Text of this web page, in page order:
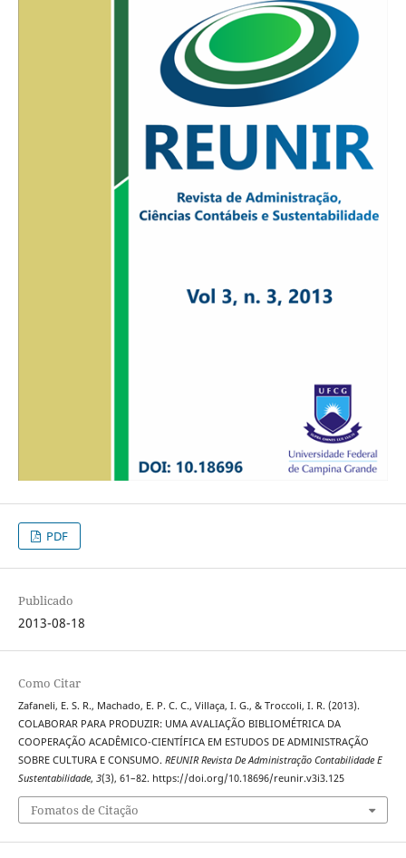
PDF
Publicado
2013-08-18
Como Citar
Zafaneli, E. S. R., Machado, E. P. C. C., Villaça, I. G., & Troccoli, I. R. (2013).
COLABORAR PARA PRODUZIR: UMA AVALIAÇÃO BIBLIOMÉTRICA DA
COOPERAÇÃO ACADÊMICO-CIENTÍFICA EM ESTUDOS DE ADMINISTRAÇÃO
SOBRE CULTURA E CONSUMO. REUNIR Revista De Administração Contabilidade E
Sustentabilidade, 3(3), 61–82. https://doi.org/10.18696/reunir.v3i3.125
Fomatos de Citação